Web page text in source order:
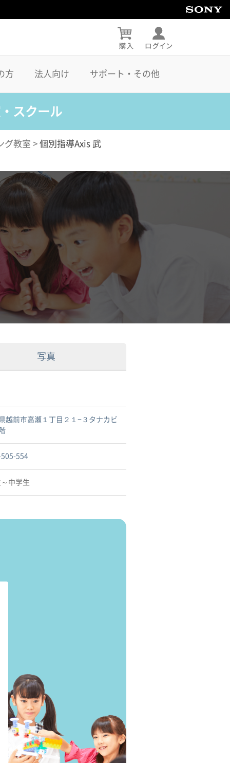
方 法人向け サポート・その他
スクール
グ教室 > 個別指導Axis 武
写真
越前市高瀬１丁目２１−３タナカビ
554
中学生